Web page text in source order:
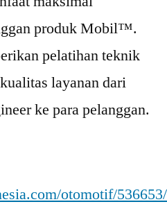
produk Mobil™.
pelatihan teknik
layanan dari
ke para pelanggan.
otomotif/